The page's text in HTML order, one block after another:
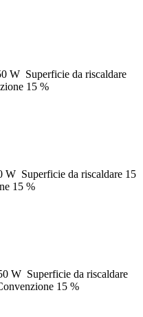
W Superficie da riscaldare
15 %
W Superficie da riscaldare 15
15 %
W Superficie da riscaldare
15 %